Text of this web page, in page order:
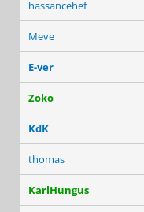
hassancehef
Meve
E-ver
Zoko
KdK
thomas
KarlHungus